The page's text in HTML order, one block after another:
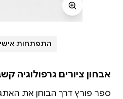
התפתחות
אבחון ציורים גרפולוגיה
ספר פורץ דרך הבוחן את